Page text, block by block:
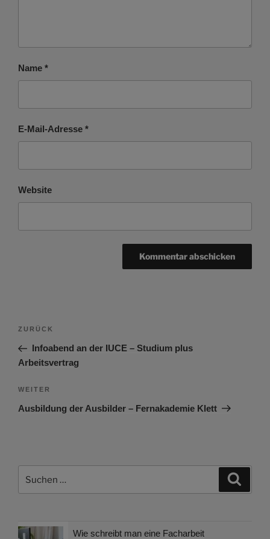
Name *
E-Mail-Adresse *
Website
Beitragsnavigation
Vorheriger
Beitrag
ZURÜCK
Infoabend an der IUCE – Studium plus
Arbeitsvertrag
Nächster
Beitrag
WEITER
Ausbildung der Ausbilder – Fernakademie Klett
nach:
Wie schreibt man eine Facharbeit